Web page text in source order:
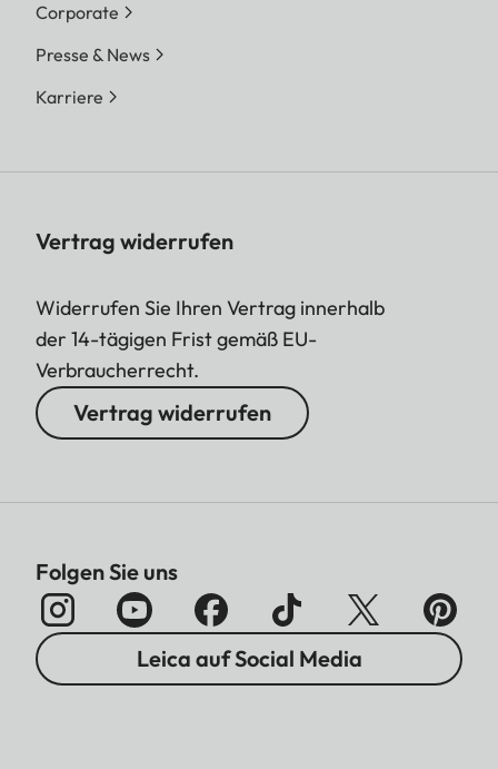
Corporate
Presse & News
Karriere
Vertrag widerrufen
Widerrufen Sie Ihren Vertrag innerhalb
der 14-tägigen Frist gemäß EU-
Verbraucherrecht.
Vertrag widerrufen
Folgen Sie uns
Leica auf Social Media